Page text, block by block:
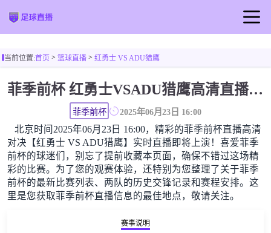
篮球直播
当前位置:首页> 篮球直播> 红勇士 VS ADU猎鹰
菲季前杯 红勇士VSADU猎鹰高清直播免费观看
菲季前杯 2025年06月23日 16:00
北京时间2025年06月23日 16:00，精彩的菲季前杯直播高清
对决【红勇士 VS ADU猎鹰】实时直播即将上演！喜爱菲季
前杯的球迷们，别忘了提前收藏本页面，确保不错过这场精
彩的比赛。为了您的观赛体验，还特别为您整理了关于菲季
前杯的最新比赛列表、两队的历史交锋记录和赛程安排。这
里是您获取菲季前杯直播信息的最佳地点，敬请关注。
赛事说明